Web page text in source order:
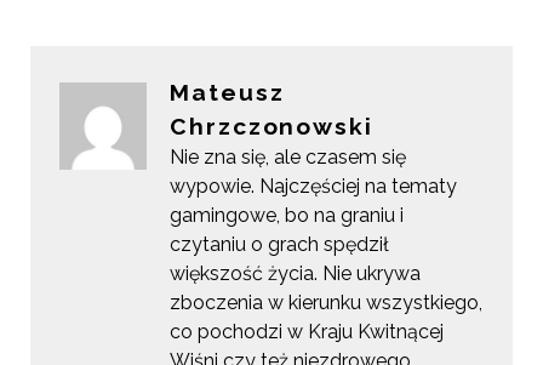
Mateusz
Chrzczonowski
Nie zna się, ale czasem się
wypowie. Najczęściej na tematy
gamingowe, bo na graniu i
czytaniu o grach spędził
większość życia. Nie ukrywa
zboczenia w kierunku wszystkiego,
co pochodzi w Kraju Kwitnącej
Wiśni czy też niezdrowego